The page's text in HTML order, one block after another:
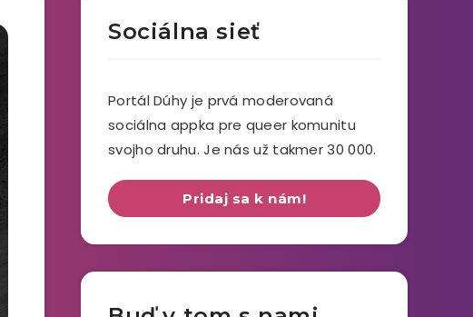
Sociálna sieť
Portál Dúhy je prvá moderovaná
sociálna appka pre queer komunitu
svojho druhu. Je nás už takmer 30 000.
Pridaj sa k nám!